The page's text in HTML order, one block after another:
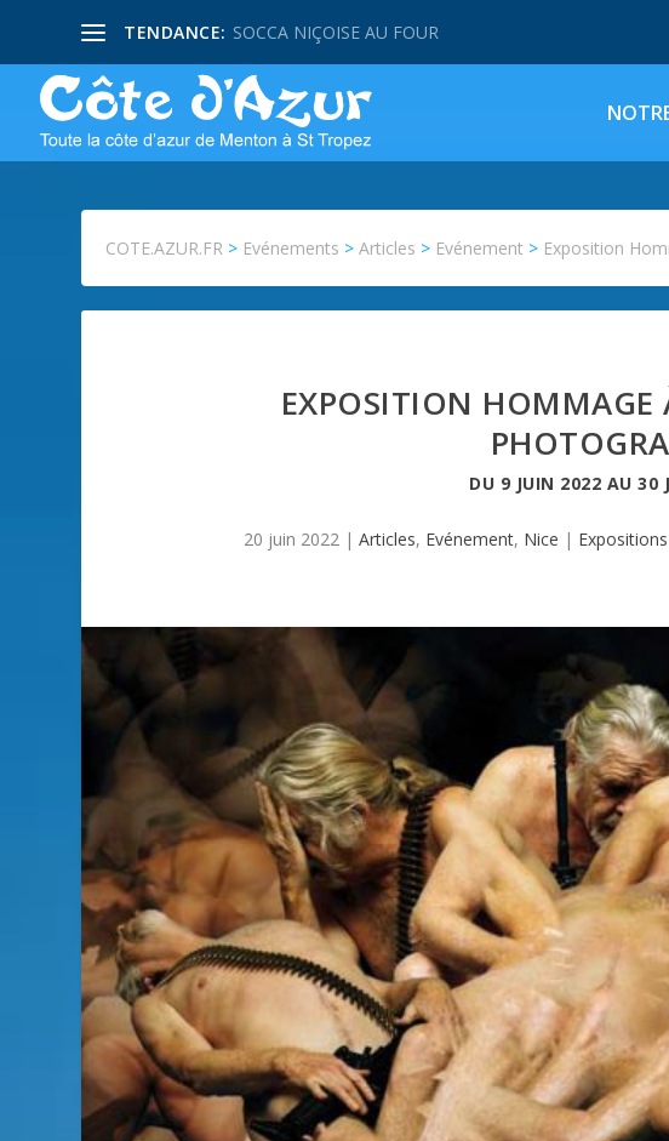
TENDANCE: SOCCA NIÇOISE AU FOUR
COTE.AZUR.FR > Evénements >Articles > Evénement > Exposition
EXPOSITION HOMMAGE
DU 9 JUIN 2022 AU30
20 juin 2022 |Articles, Evénement, Nice |